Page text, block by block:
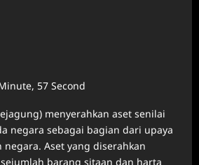
57 Second
menyerahkan aset senilai
negara sebagai bagian dari upaya
Aset yang diserahkan
barang sitaan dan harta